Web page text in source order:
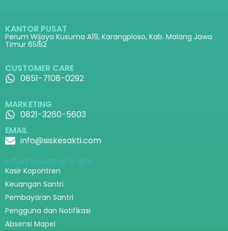
KANTOR PUSAT
Perum Wijaya Kusuma A19, Karangploso, Kab. Malang Jawa
Timur 65152
CUSTOMER CARE
0851-7108-0292
MARKETING
0821-3260-5603
EMAIL
info@siskesakti.com
FITUR SISKESAKTI APP
Kasir Kopontren
Keuangan Santri
Pembayaran Santri
Pengguna dan Notifikasi
Absensi Mapel